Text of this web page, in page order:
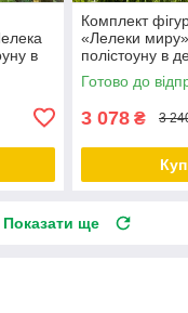
в
Комплект
«Лелеки
полістоуну в
ротанговому
Готово до
3 078 ₴ 3
Показати ще